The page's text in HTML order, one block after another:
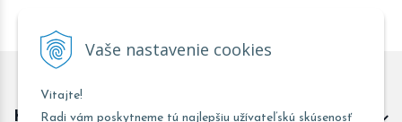
Vaše nastavenie cookies
Vitajte!
Radi vám poskytneme tú najlepšiu užívateľskú skúsenosť
Kontakt predajňa Trnava